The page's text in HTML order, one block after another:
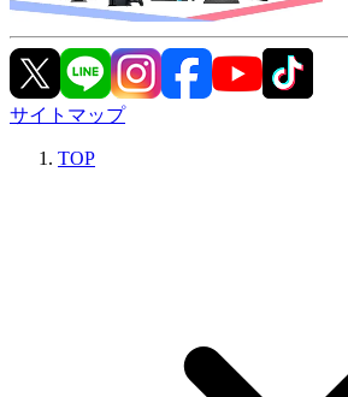
サイトマップ
TOP